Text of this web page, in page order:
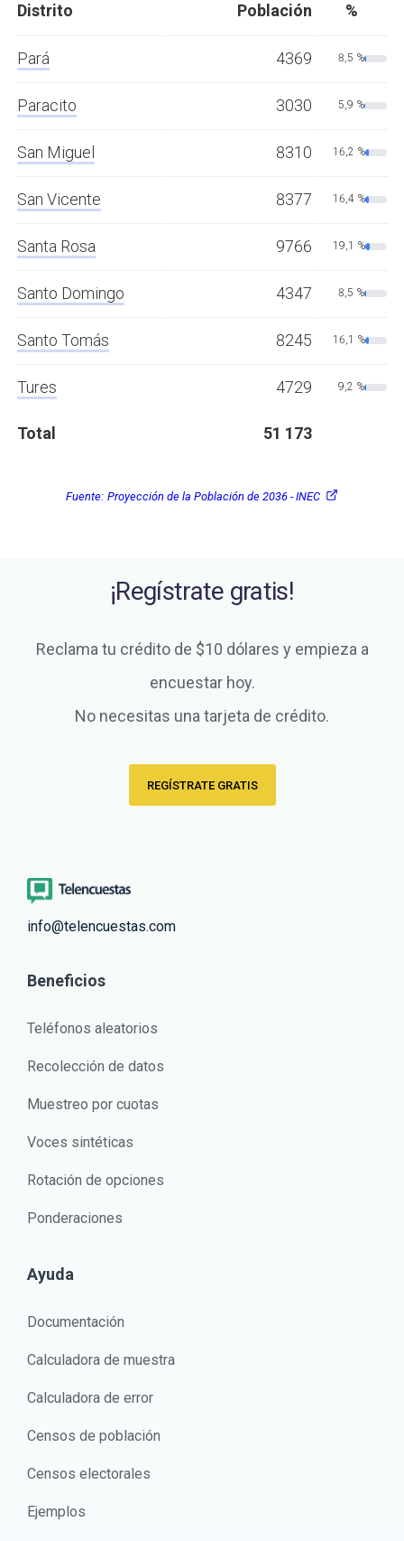
Distrito Población %
Pará 4369 8,5 %
Paracito 3030 5,9 %
San Miguel 8310 16,2 %
San Vicente 8377 16,4 %
Santa Rosa 9766 19,1 %
Santo Domingo 4347 8,5 %
Santo Tomás 8245 16,1 %
Tures 4729 9,2 %
Total 51 173
Fuente: Proyección de la Población de 2036 - INEC
¡Regístrate gratis!
Reclama tu crédito de $10 dólares y empieza a
encuestar hoy.
No necesitas una tarjeta de crédito.
REGÍSTRATE GRATIS
info@telencuestas.com
Beneficios
Teléfonos aleatorios
Recolección de datos
Muestreo por cuotas
Voces sintéticas
Rotación de opciones
Ponderaciones
Ayuda
Documentación
Calculadora de muestra
Calculadora de error
Censos de población
Censos electorales
Ejemplos